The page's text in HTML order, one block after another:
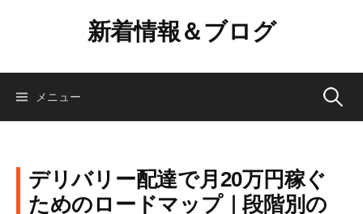
ン
新着情報＆ブログ
メニュー 検
デリバリー配達で月20万円稼ぐ
ためのロードマップ｜段階別の